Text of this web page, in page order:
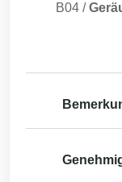
B04 /